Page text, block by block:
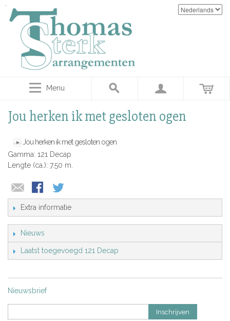
Menu
Jou herken ik met gesloten ogen
Jou herken ik met gesloten ogen
Gamma: 121 Decap
Lengte (ca.): 7.50 m.
Extra informatie
Nieuws
Laatst toegevoegd 121 Decap
Nieuwsbrief
Inschrijven